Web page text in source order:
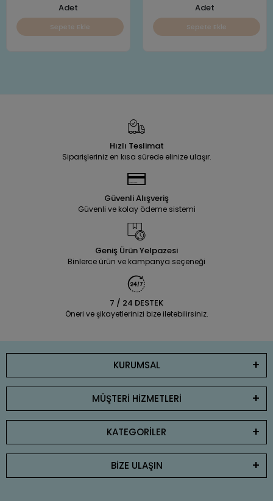
Adet
Sepete Ekle
Adet
Sepete Ekle
Hızlı Teslimat
Siparişleriniz en kısa sürede elinize ulaşır.
Güvenli Alışveriş
Güvenli ve kolay ödeme sistemi
Geniş Ürün Yelpazesi
Binlerce ürün ve kampanya seçeneği
7 / 24 DESTEK
Öneri ve şikayetlerinizi bize iletebilirsiniz.
KURUMSAL
MÜŞTERİ HİZMETLERİ
KATEGORİLER
BİZE ULAŞIN